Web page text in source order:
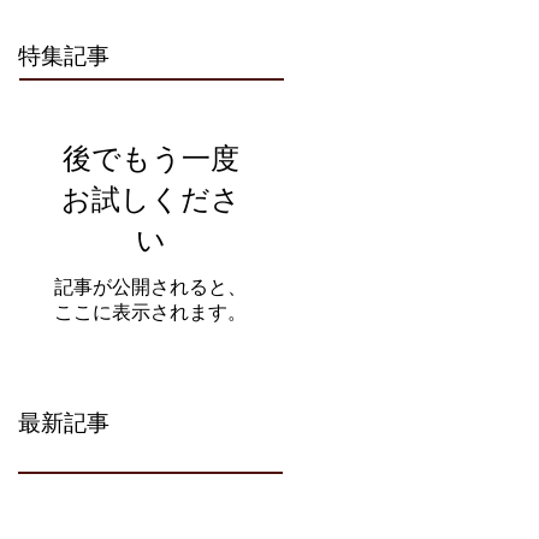
特集記事
後でもう一度
お試しくださ
い
記事が公開されると、
ここに表示されます。
最新記事